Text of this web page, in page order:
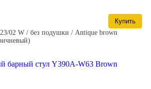
Купить
02 W / без подушки / Antique brown